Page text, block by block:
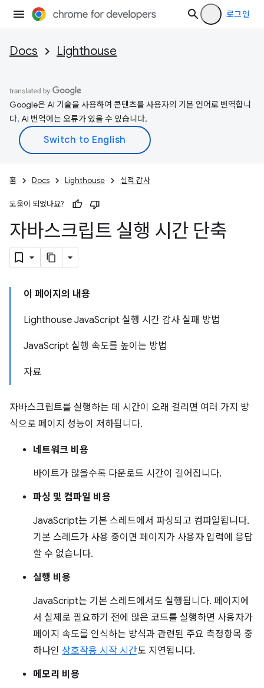
로그인
Docs Lighthouse
Google은 AI 기술을 사용하여 콘텐츠를 사용자의 기본 언어로 번역합니
다. AI 번역에는 오류가 있을 수 있습니다.
홈 Docs Lighthouse 실적 감사
도움이 되었나요?
자바스크립트 실행 시간 단축
이 페이지의 내용
Lighthouse JavaScript 실행 시간 감사 실패 방법
JavaScript 실행 속도를 높이는 방법
자료
자바스크립트를 실행하는 데 시간이 오래 걸리면 여러 가지 방
식으로 페이지 성능이 저하됩니다.
네트워크 비용
바이트가 많을수록 다운로드 시간이 길어집니다.
파싱 및 컴파일 비용
JavaScript는 기본 스레드에서 파싱되고 컴파일됩니다.
기본 스레드가 사용 중이면 페이지가 사용자 입력에 응답
할 수 없습니다.
실행 비용
JavaScript는 기본 스레드에서도 실행됩니다. 페이지에
서 실제로 필요하기 전에 많은 코드를 실행하면 사용자가
페이지 속도를 인식하는 방식과 관련된 주요 측정항목 중
하나인 상호작용 시작 시간도 지연됩니다.
메모리 비용